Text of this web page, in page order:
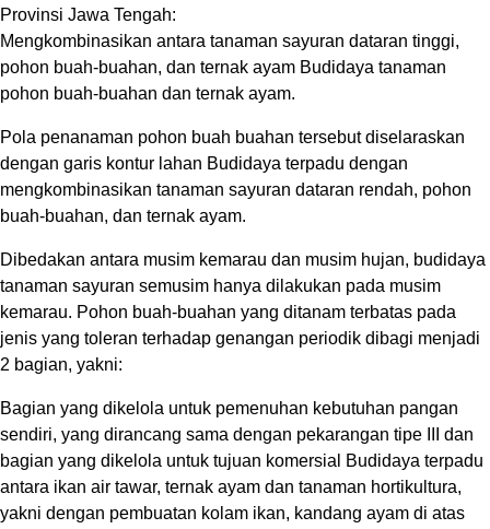
Provinsi Jawa Tengah:
Mengkombinasikan antara tanaman sayuran dataran tinggi,
pohon buah-buahan, dan ternak ayam Budidaya tanaman
pohon buah-buahan dan ternak ayam.
Pola penanaman pohon buah buahan tersebut diselaraskan
dengan garis kontur lahan Budidaya terpadu dengan
mengkombinasikan tanaman sayuran dataran rendah, pohon
buah-buahan, dan ternak ayam.
Dibedakan antara musim kemarau dan musim hujan, budidaya
tanaman sayuran semusim hanya dilakukan pada musim
kemarau. Pohon buah-buahan yang ditanam terbatas pada
jenis yang toleran terhadap genangan periodik dibagi menjadi
2 bagian, yakni:
Bagian yang dikelola untuk pemenuhan kebutuhan pangan
sendiri, yang dirancang sama dengan pekarangan tipe III dan
bagian yang dikelola untuk tujuan komersial Budidaya terpadu
antara ikan air tawar, ternak ayam dan tanaman hortikultura,
yakni dengan pembuatan kolam ikan, kandang ayam di atas